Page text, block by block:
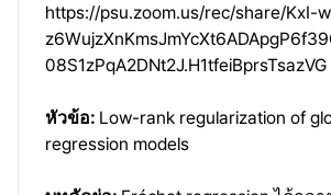
https://psu.zoom.us/rec/share/KxI-
08S1zPqA2DNt2J.H1tfeiBprsTsazVG
หัวข้อ: Low-rank regularization of
regression models